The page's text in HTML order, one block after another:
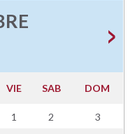
VIE SAB DOM
1 2 3